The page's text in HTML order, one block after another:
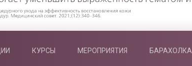
КУРСЫ МЕРОПРИЯТИЯ БАРАХОЛКА